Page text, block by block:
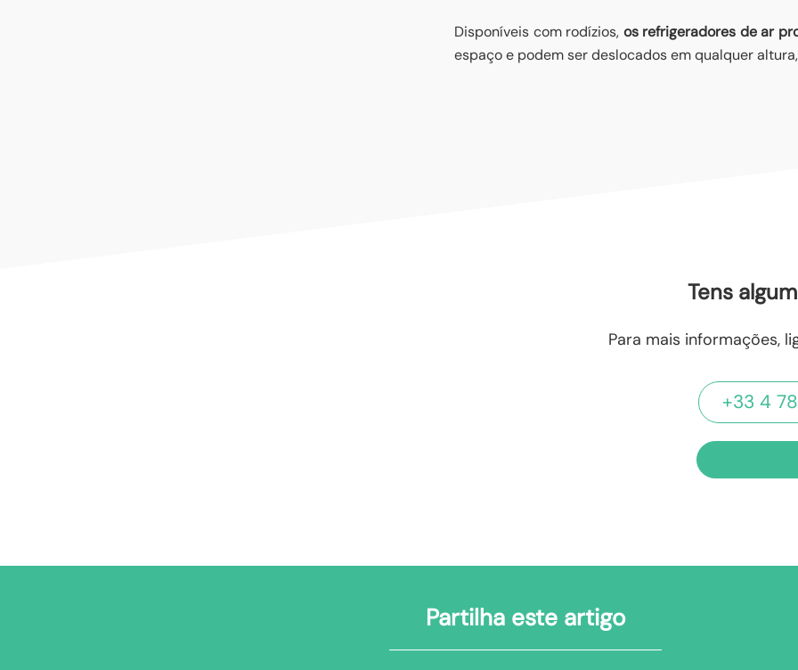
Disponíveis com rodízios, os refrigeradores de ar
espaço e podem ser deslocados em qualquer
Tens
Para mais informações,
+33 4
Partilha este artigo